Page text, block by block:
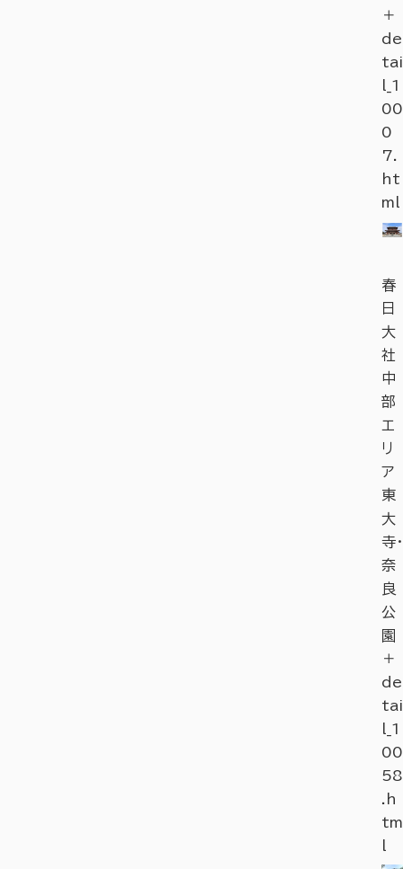
＋
de
tai
l_1
00
0
7.
ht
ml
春
日
大
社
中
部
エ
リ
ア
東
大
寺・
奈
良
公
園
＋
de
tai
l_1
00
58
.h
tm